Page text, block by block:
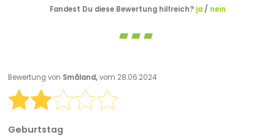
Fandest Du diese Bewertung hilfreich? ja/ nein
Bewertung von Småland,vom 28.06.2024
Geburtstag